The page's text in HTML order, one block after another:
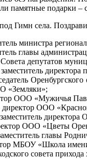
памятные подарки
Гимн села.
министра
главы
депутатов
«Земляки»;
ООО «Мужичья
ООО
ООО «Цветы
главы
МБОУ «Школа
совета